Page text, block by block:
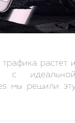
растет
с
мы решили